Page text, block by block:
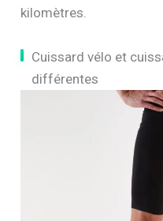
kilomètres.
Cuissard vélo et
différentes